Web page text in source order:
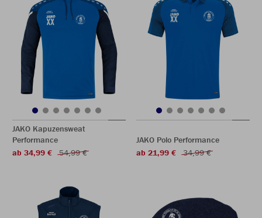
JAKO Kapuzensweat
Performance
ab 34,99 €
54,99 €
JAKO Polo Performance
ab 21,99 €
34,99 €